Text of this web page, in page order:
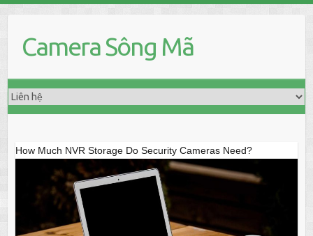
contentCamera Sông Mã
How Much NVR Storage Do Security Cameras Need?